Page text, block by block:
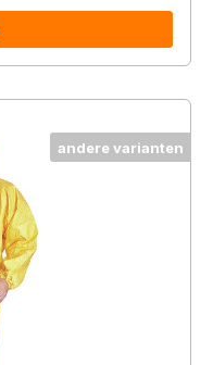
andere varianten